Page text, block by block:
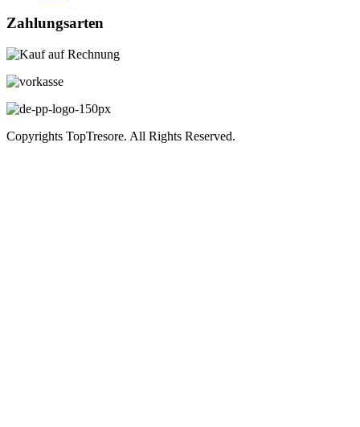
Zahlungsarten
Copyrights TopTresore. All Rights Reserved.